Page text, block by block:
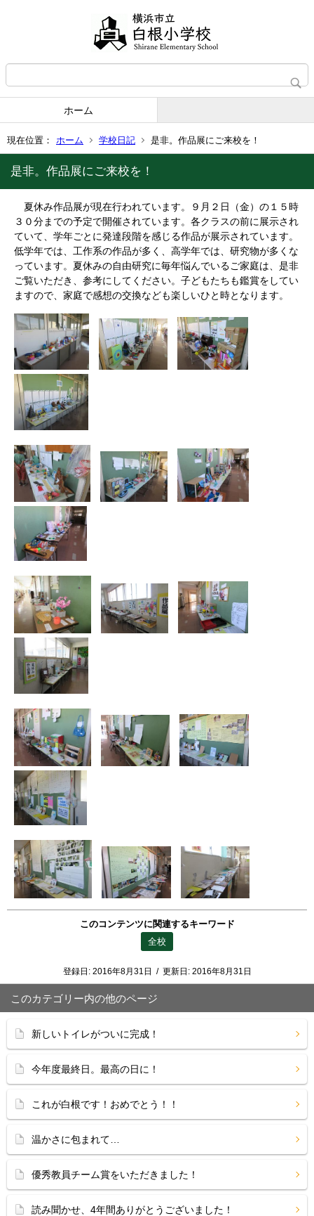
ホーム
現在位置： ホーム 学校日記 是非。作品展にご来校を！
是非。作品展にご来校を！
夏休み作品展が現在行われています。９月２日（金）の１５時
３０分までの予定で開催されています。各クラスの前に展示され
ていて、学年ごとに発達段階を感じる作品が展示されています。
低学年では、工作系の作品が多く、高学年では、研究物が多くな
っています。夏休みの自由研究に毎年悩んでいるご家庭は、是非
ご覧いただき、参考にしてください。子どもたちも鑑賞をしてい
ますので、家庭で感想の交換なども楽しいひと時となります。
このコンテンツに関連するキーワード
全校
登録日: 2016年8月31日 / 更新日: 2016年8月31日
このカテゴリー内の他のページ
新しいトイレがついに完成！
今年度最終日。最高の日に！
これが白根です！おめでとう！！
温かさに包まれて…
優秀教員チーム賞をいただきました！
読み聞かせ、4年間ありがとうございました！